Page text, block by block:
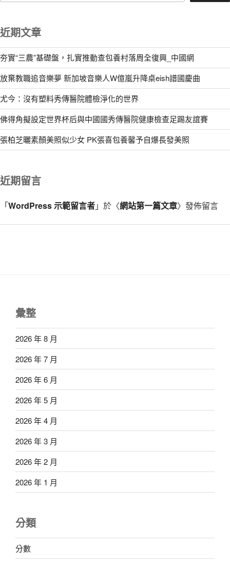
近期文章
夯實“三農”基礎盤，扎實推動查包養村落周全復興_中國網
放棄教職追音樂夢 新加坡音樂人W億嵐升降桌eish譜國慶曲
尤今：沒有塑料秀傳醫院體檢淨化的世界
佛得角擬設定世界杯后與中國國秀傳醫院健康檢查足踢友誼賽
張柏芝曬素顏美照似少女 PK張喜包養馨予自爆長發美照
近期留言
「WordPress 示範留言者」於〈網站第一篇文章〉發佈留言
彙整
2026 年 8 月
2026 年 7 月
2026 年 6 月
2026 年 5 月
2026 年 4 月
2026 年 3 月
2026 年 2 月
2026 年 1 月
分類
分數